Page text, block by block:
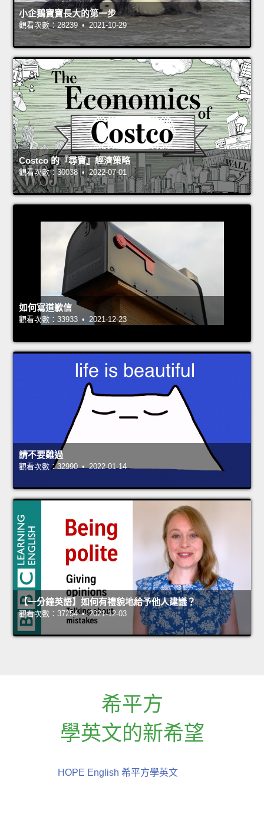
小企鵝寶寶長大的第一步
觀看次數：28239 • 2021-10-29
Costco 的『尋寶』經濟策略
觀看次數：30038 • 2022-07-01
如何寫道歉信
觀看次數：33933 • 2021-12-23
請不要難過
觀看次數：32990 • 2022-01-14
【一分鐘英語】如何有禮貌地給予他人建議？
觀看次數：37254 • 2021-12-03
希平方
學英文的新希望
HOPE English 希平方學英文